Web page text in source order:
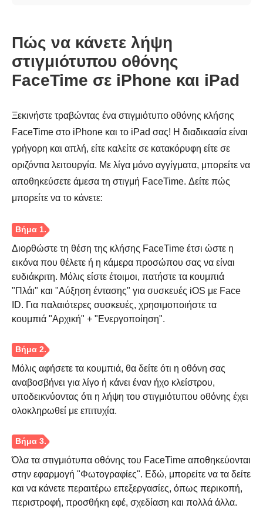
Πώς να κάνετε λήψη
στιγμιότυπου οθόνης
FaceTime σε iPhone και iPad
Ξεκινήστε τραβώντας ένα στιγμιότυπο οθόνης κλήσης
FaceTime στο iPhone και το iPad σας! Η διαδικασία είναι
γρήγορη και απλή, είτε καλείτε σε κατακόρυφη είτε σε
οριζόντια λειτουργία. Με λίγα μόνο αγγίγματα, μπορείτε να
αποθηκεύσετε άμεσα τη στιγμή FaceTime. Δείτε πώς
μπορείτε να το κάνετε:
Βήμα 1.
Διορθώστε τη θέση της κλήσης FaceTime έτσι ώστε η
εικόνα που θέλετε ή η κάμερα προσώπου σας να είναι
ευδιάκριτη. Μόλις είστε έτοιμοι, πατήστε τα κουμπιά
"Πλάι" και "Αύξηση έντασης" για συσκευές iOS με Face
ID. Για παλαιότερες συσκευές, χρησιμοποιήστε τα
κουμπιά "Αρχική" + "Ενεργοποίηση".
Μόλις αφήσετε τα κουμπιά, θα δείτε ότι η οθόνη σας
αναβοσβήνει για λίγο ή κάνει έναν ήχο κλείστρου,
υποδεικνύοντας ότι η λήψη του στιγμιότυπου οθόνης έχει
ολοκληρωθεί με επιτυχία.
Όλα τα στιγμιότυπα οθόνης του FaceTime αποθηκεύονται
στην εφαρμογή "Φωτογραφίες". Εδώ, μπορείτε να τα δείτε
και να κάνετε περαιτέρω επεξεργασίες, όπως περικοπή,
περιστροφή, προσθήκη εφέ, σχεδίαση και πολλά άλλα.